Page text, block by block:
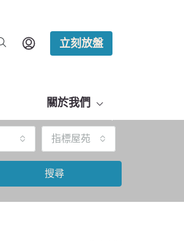
立刻放盤
關於我們
指標屋苑
搜尋